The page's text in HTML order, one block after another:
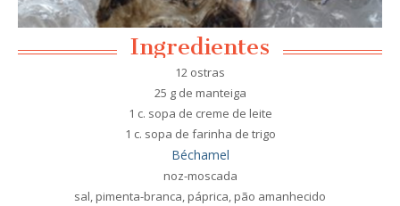
Ingredientes
12 ostras
25 g de manteiga
1 c. sopa de creme de leite
1 c. sopa de farinha de trigo
Béchamel
noz-moscada
sal, pimenta-branca, páprica, pão amanhecido